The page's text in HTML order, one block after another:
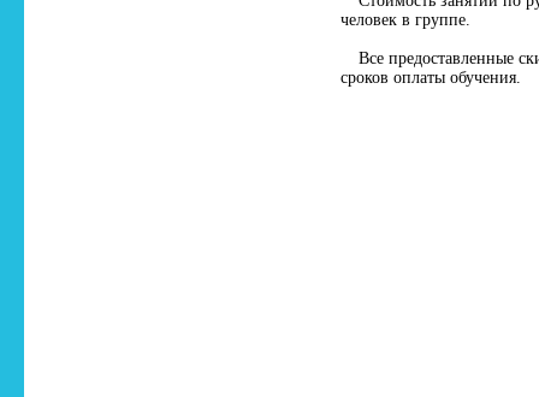
человек в группе.
Все предоставленные
сроков оплаты обучения.